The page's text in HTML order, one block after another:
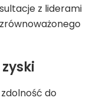
z liderami
do